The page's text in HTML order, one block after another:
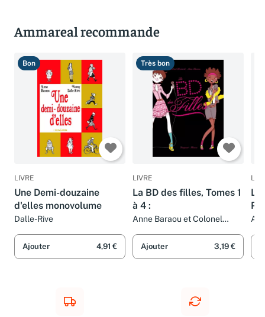
Ammareal recommande
Bon
LIVRE
Une Demi-douzaine
d'elles monovolume
Dalle-Rive
Ajouter 4,91 €
Très bon
LIVRE
La BD des filles, Tomes 1
à 4 :
Anne Baraou et Colonel
Ajouter 3,19 €